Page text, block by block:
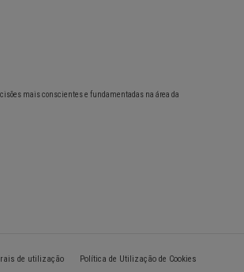
mais conscientes e fundamentadas na área da
de utilização Política de Utilização de Cookies